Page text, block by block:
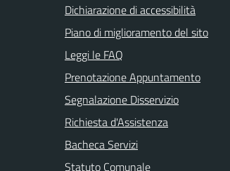
Dichiarazione di accessibilità
Piano di miglioramento del sito
Leggi le FAQ
Prenotazione Appuntamento
Segnalazione Disservizio
Richiesta d'Assistenza
Bacheca Servizi
Statuto Comunale